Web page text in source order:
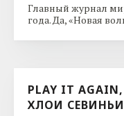
Главный журнал
года. Да, «Новая
PLAY IT
ХЛОИ СЕВИНЬИ